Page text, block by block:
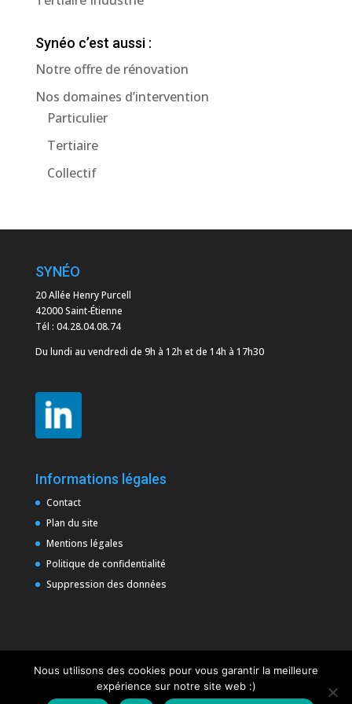
Synéo c’est aussi :
Notre offre de rénovation
Nos domaines d’intervention
Particulier
Tertiaire
Collectif
SYNÉO
20 Allée Henry Purcell
42000 Saint-Étienne
Tél : 04.28.04.08.74
Du lundi au vendredi de 9h à 12h et de 14h à 17h30
Informations légales
Contact
Plan du site
Mentions légales
Politique de confidentialité
Suppression des données
Nous utilisons des cookies pour vous garantir la meilleure
expérience sur notre site web :)